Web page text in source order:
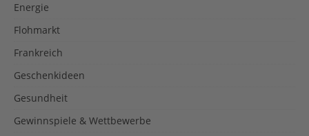
Energie
Flohmarkt
Frankreich
Geschenkideen
Gesundheit
Gewinnspiele & Wettbewerbe